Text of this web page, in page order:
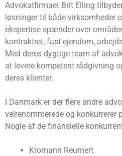
Advokatfirmaet Brit Elling
løsninger til både virksomheder
ekspertise spænder over
kontraktret, fast ejendom,
Med deres dygtige team af
at levere kompetent rådgivning
deres klienter.
I Danmark er der flere andre
velrenommerede og konkurrerer
Nogle af de finansielle
Kromann Reumert